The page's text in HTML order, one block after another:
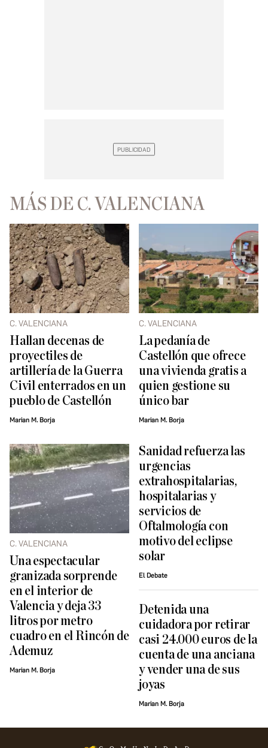
MÁS DE C. VALENCIANA
C. VALENCIANA
Hallan decenas de
proyectiles de
artillería de la Guerra
Civil enterrados en un
pueblo de Castellón
Marian M. Borja
C. VALENCIANA
La pedanía de
Castellón que ofrece
una vivienda gratis a
quien gestione su
único bar
Marian M. Borja
C. VALENCIANA
Una espectacular
granizada sorprende
en el interior de
Valencia y deja 33
litros por metro
cuadro en el Rincón de
Ademuz
Marian M. Borja
Sanidad refuerza las
urgencias
extrahospitalarias,
hospitalarias y
servicios de
Oftalmología con
motivo del eclipse
solar
El Debate
Detenida una
cuidadora por retirar
casi 24.000 euros de la
cuenta de una anciana
y vender una de sus
joyas
Marian M. Borja